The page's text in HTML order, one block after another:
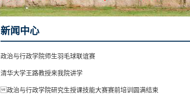
新闻中心
政治与行政学院师生羽毛球联谊赛
清华大学王路教授来我院讲学
政治与行政学院研究生授课技能大赛赛前培训圆满结束